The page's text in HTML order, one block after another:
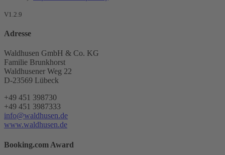
V1.2.9
Adresse
Waldhusen GmbH & Co. KG
Familie Brunkhorst
Waldhusener Weg 22
D-23569 Lübeck
+49 451 398730
+49 451 3987333
info@waldhusen.de
www.waldhusen.de
Booking.com Award